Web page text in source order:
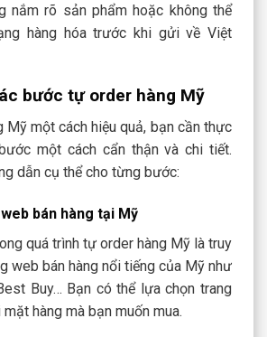
nắm rõ sản phẩm hoặc không thể
hàng hóa trước khi gửi về Việt
bước tự order hàng Mỹ
Mỹ một cách hiệu quả, bạn cần thực
một cách cẩn thận và chi tiết.
dẫn cụ thể cho từng bước:
bán hàng tại Mỹ
quá trình tự order hàng Mỹ là truy
web bán hàng nổi tiếng của Mỹ như
Buy… Bạn có thể lựa chọn trang
hàng mà bạn muốn mua.